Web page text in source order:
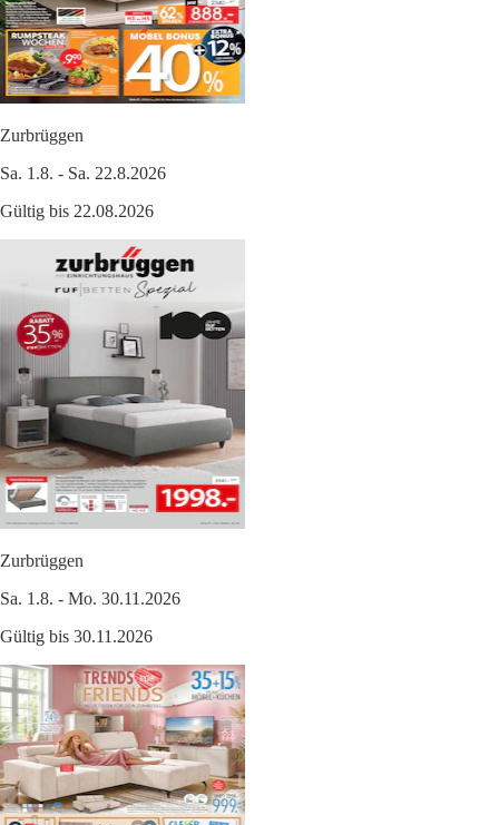
Zurbrüggen
Sa. 1.8. - Sa. 22.8.2026
Gültig bis 22.08.2026
Zurbrüggen
Sa. 1.8. - Mo. 30.11.2026
Gültig bis 30.11.2026